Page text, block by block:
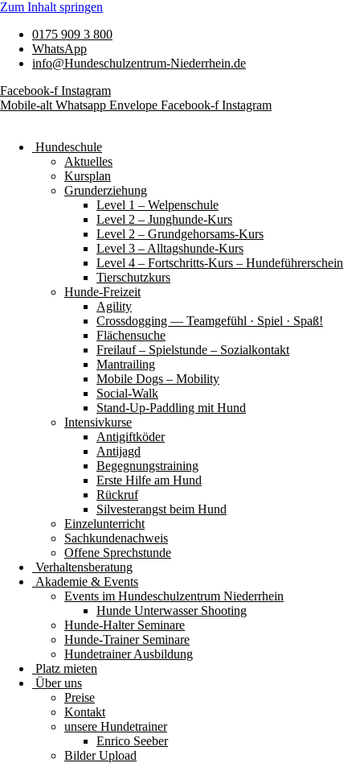
Zum Inhalt springen
0175 909 3 800
WhatsApp
info@Hundeschulzentrum-Niederrhein.de
Facebook-f Instagram
Mobile-alt Whatsapp Envelope Facebook-f Instagram
Hundeschule
Aktuelles
Kursplan
Grunderziehung
Level 1 – Welpenschule
Level 2 – Junghunde-Kurs
Level 2 – Grundgehorsams-Kurs
Level 3 – Alltagshunde-Kurs
Level 4 – Fortschritts-Kurs – Hundeführerschein
Tierschutzkurs
Hunde-Freizeit
Agility
Crossdogging — Teamgefühl · Spiel · Spaß!
Flächensuche
Freilauf – Spielstunde – Sozialkontakt
Mantrailing
Mobile Dogs – Mobility
Social-Walk
Stand-Up-Paddling mit Hund
Intensivkurse
Antigiftköder
Antijagd
Begegnungstraining
Erste Hilfe am Hund
Rückruf
Silvesterangst beim Hund
Einzelunterricht
Sachkundenachweis
Offene Sprechstunde
Verhaltensberatung
Akademie & Events
Events im Hundeschulzentrum Niederrhein
Hunde Unterwasser Shooting
Hunde-Halter Seminare
Hunde-Trainer Seminare
Hundetrainer Ausbildung
Platz mieten
Über uns
Preise
Kontakt
unsere Hundetrainer
Enrico Seeber
Bilder Upload